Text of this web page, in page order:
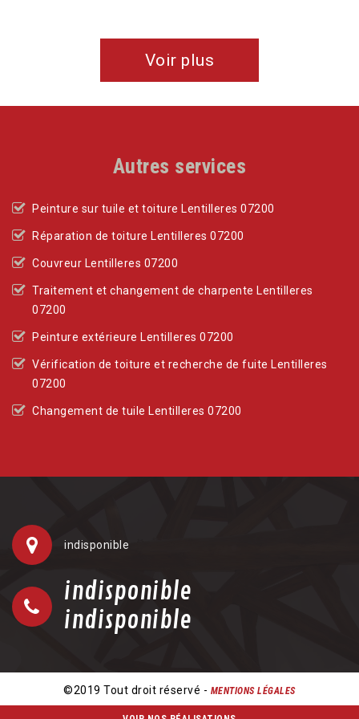
Voir plus
Autres services
Peinture sur tuile et toiture Lentilleres 07200
Réparation de toiture Lentilleres 07200
Couvreur Lentilleres 07200
Traitement et changement de charpente Lentilleres
07200
Peinture extérieure Lentilleres 07200
Vérification de toiture et recherche de fuite Lentilleres
07200
Changement de tuile Lentilleres 07200
indisponible
indisponible
indisponible
©2019 Tout droit réservé - MENTIONS LÉGALES